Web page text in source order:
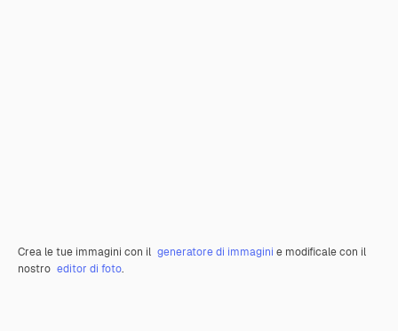
Crea le tue immagini con il generatore di immagini e modificale con il
nostro editor di foto.